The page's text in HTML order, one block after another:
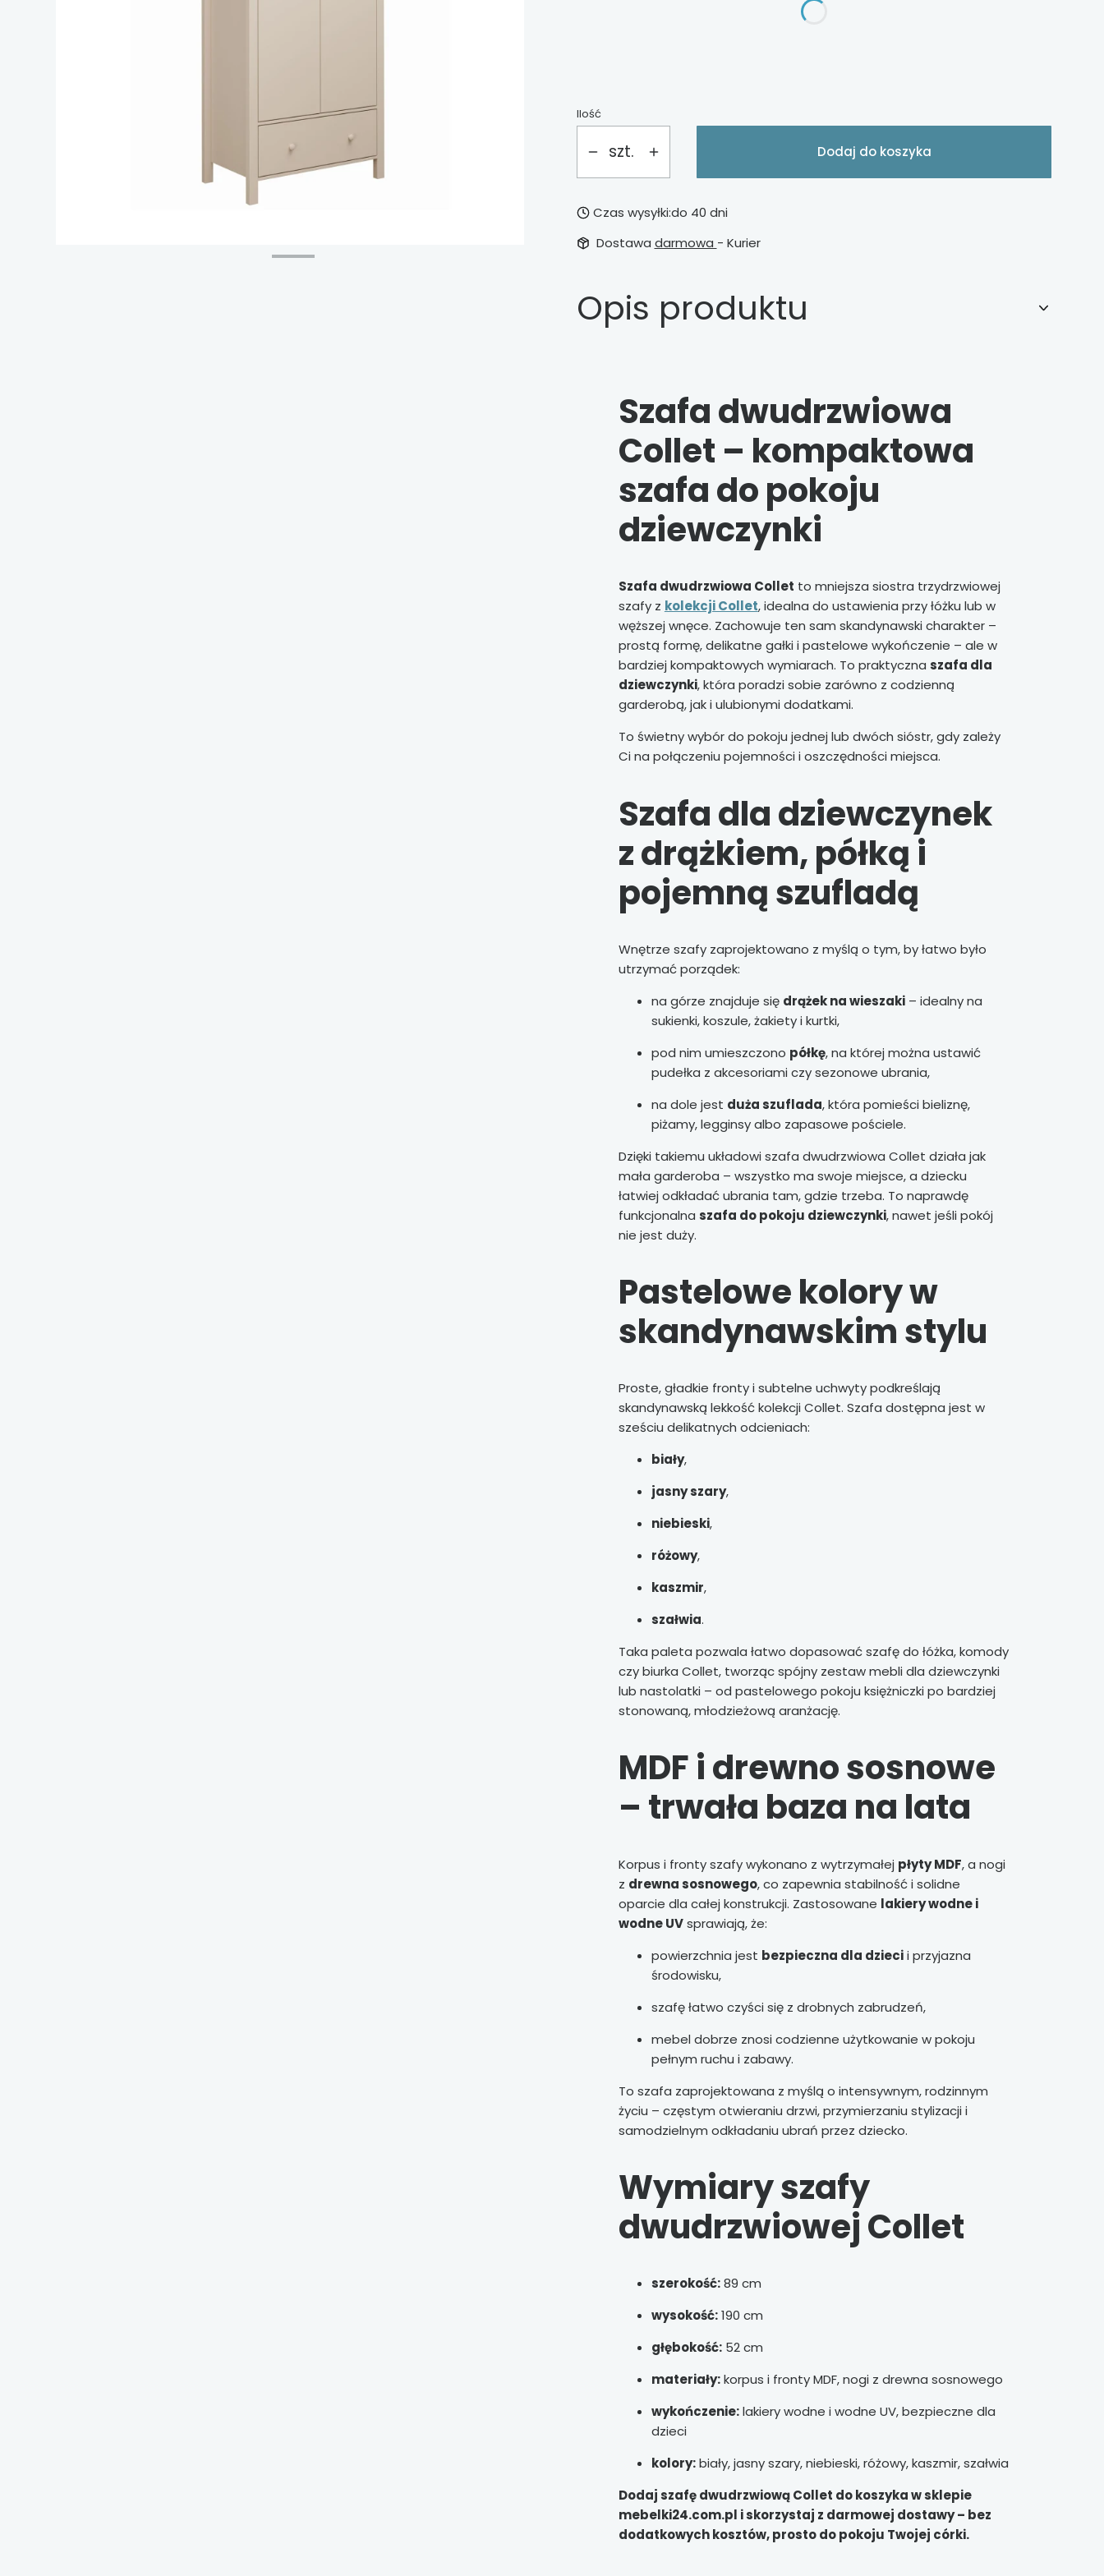
Ilość
szt. Dodaj do koszyka
Czas wysyłki:do 40 dni
Dostawa darmowa - Kurier
Opis produktu
Szafa dwudrzwiowa
Collet – kompaktowa
szafa do pokoju
dziewczynki
Szafa dwudrzwiowa Collet to mniejsza siostra trzydrzwiowej
szafy z kolekcji Collet, idealna do ustawienia przy łóżku lub w
węższej wnęce. Zachowuje ten sam skandynawski charakter –
prostą formę, delikatne gałki i pastelowe wykończenie – ale w
bardziej kompaktowych wymiarach. To praktyczna szafa dla
dziewczynki, która poradzi sobie zarówno z codzienną
garderobą, jak i ulubionymi dodatkami.
To świetny wybór do pokoju jednej lub dwóch sióstr, gdy zależy
Ci na połączeniu pojemności i oszczędności miejsca.
Szafa dla dziewczynek
z drążkiem, półką i
pojemną szufladą
Wnętrze szafy zaprojektowano z myślą o tym, by łatwo było
utrzymać porządek:
na górze znajduje się drążek na wieszaki– idealny na
sukienki, koszule, żakiety i kurtki,
pod nim umieszczono półkę, na której można ustawić
pudełka z akcesoriami czy sezonowe ubrania,
na dole jest duża szuflada, która pomieści bieliznę,
piżamy, legginsy albo zapasowe pościele.
Dzięki takiemu układowi szafa dwudrzwiowa Collet działa jak
mała garderoba – wszystko ma swoje miejsce, a dziecku
łatwiej odkładać ubrania tam, gdzie trzeba. To naprawdę
funkcjonalna szafa do pokoju dziewczynki, nawet jeśli pokój
nie jest duży.
Pastelowe kolory w
skandynawskim stylu
Proste, gładkie fronty i subtelne uchwyty podkreślają
skandynawską lekkość kolekcji Collet. Szafa dostępna jest w
sześciu delikatnych odcieniach:
biały,
jasny szary,
niebieski,
różowy,
kaszmir,
szałwia.
Taka paleta pozwala łatwo dopasować szafę do łóżka, komody
czy biurka Collet, tworząc spójny zestaw mebli dla dziewczynki
lub nastolatki – od pastelowego pokoju księżniczki po bardziej
stonowaną, młodzieżową aranżację.
MDF i drewno sosnowe
– trwała baza na lata
Korpus i fronty szafy wykonano z wytrzymałej płyty MDF, a nogi
z drewna sosnowego, co zapewnia stabilność i solidne
oparcie dla całej konstrukcji. Zastosowane lakiery wodne i
wodne UVsprawiają, że:
powierzchnia jest bezpieczna dla dziecii przyjazna
środowisku,
szafę łatwo czyści się z drobnych zabrudzeń,
mebel dobrze znosi codzienne użytkowanie w pokoju
pełnym ruchu i zabawy.
To szafa zaprojektowana z myślą o intensywnym, rodzinnym
życiu – częstym otwieraniu drzwi, przymierzaniu stylizacji i
samodzielnym odkładaniu ubrań przez dziecko.
Wymiary szafy
dwudrzwiowej Collet
szerokość:89 cm
wysokość:190 cm
głębokość:52 cm
materiały:korpus i fronty MDF, nogi z drewna sosnowego
wykończenie:lakiery wodne i wodne UV, bezpieczne dla
dzieci
kolory:biały, jasny szary, niebieski, różowy, kaszmir, szałwia
Dodaj szafę dwudrzwiową Collet do koszyka w sklepie
mebelki24.com.pl i skorzystaj z darmowej dostawy – bez
dodatkowych kosztów, prosto do pokoju Twojej córki.